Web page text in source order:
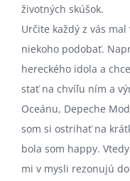
životných skúšok.
Určite každý z vás
niekoho podobať.
hereckého idola a
stať na chvíľu ním a
Oceánu, Depeche
som si ostrihať na
bola som happy.
mi v mysli rezonujú